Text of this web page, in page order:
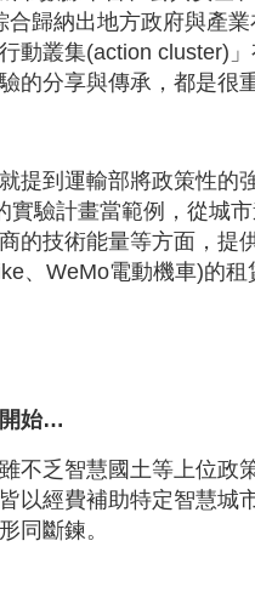
合歸納出地方政府與產
動叢集(action cluster)
的分享與傳承，都是很
提到運輸部將政策性
實驗計畫當範例，從城
的技術能量等方面，提
、WeMo電動機車)的
始…
不乏智慧國土等上位政
以經費補助特定智慧城
同斷鍊。